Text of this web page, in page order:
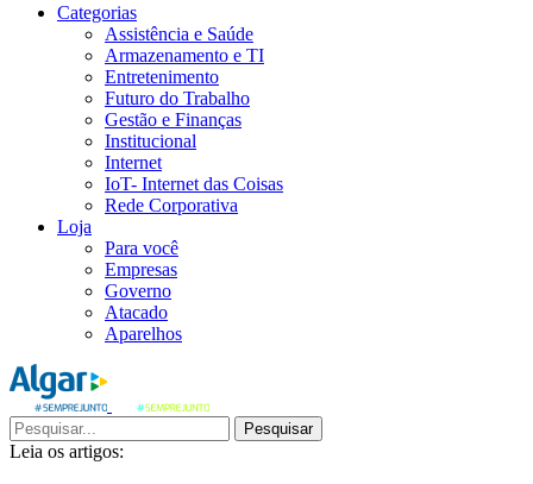
Categorias
Assistência e Saúde
Armazenamento e TI
Entretenimento
Futuro do Trabalho
Gestão e Finanças
Institucional
Internet
IoT- Internet das Coisas
Rede Corporativa
Loja
Para você
Empresas
Governo
Atacado
Aparelhos
Pesquisar
Leia os artigos: